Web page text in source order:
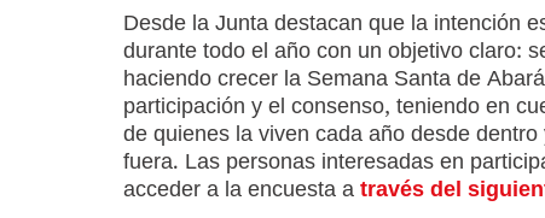
Desde la Junta destacan que la intención
durante todo el año con un objetivo claro:
haciendo crecer la Semana Santa de
participación y el consenso, teniendo en
de quienes la viven cada año desde
fuera. Las personas interesadas en
acceder a la encuesta através del